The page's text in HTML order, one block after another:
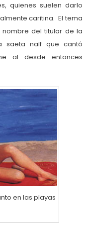
quienes suelen darlo
caritina. El tema
del titular de la
saeta naïf que cantó
al desde entonces
en las playas